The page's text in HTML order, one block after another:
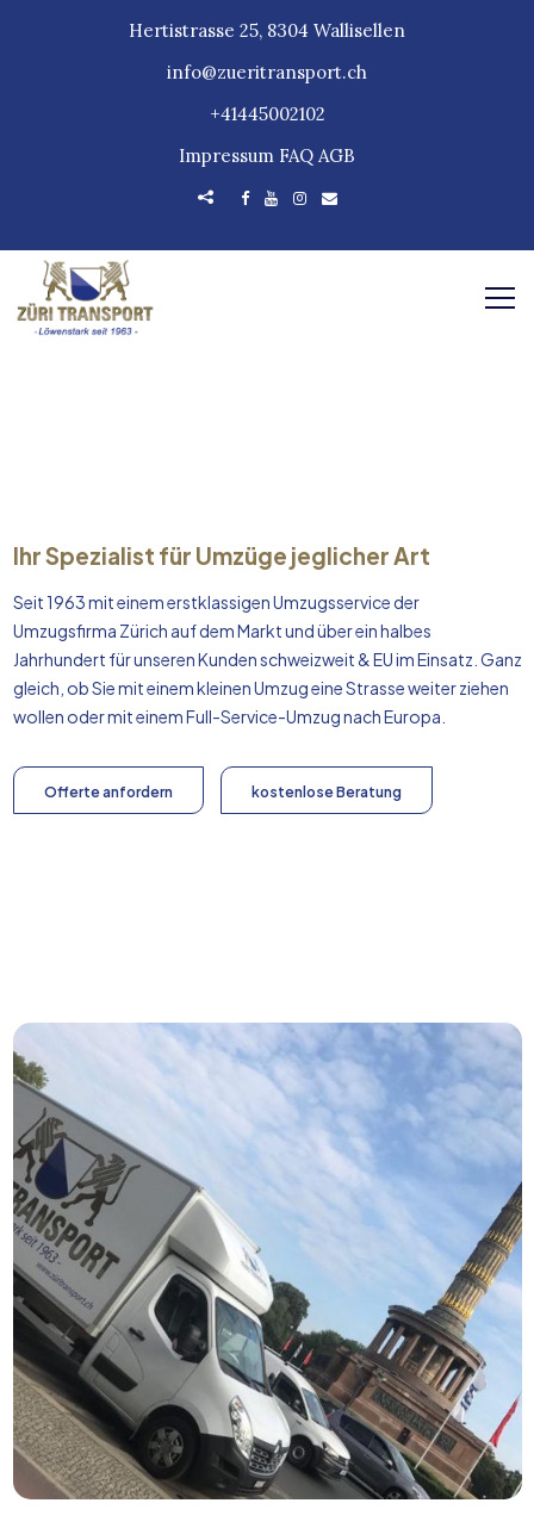
Hertistrasse 25, 8304 Wallisellen
info@zueritransport.ch
+41445002102
Impressum FAQ AGB
Ihr Spezialist für Umzüge jeglicher Art
Seit 1963 mit einem erstklassigen Umzugsservice der
Umzugsfirma Zürich auf dem Markt und über ein halbes
Jahrhundert für unseren Kunden schweizweit & EU im Einsatz. Ganz
gleich, ob Sie mit einem kleinen Umzug eine Strasse weiter ziehen
wollen oder mit einem Full-Service-Umzug nachEuropa
Offerte anfordern kostenlose Beratung